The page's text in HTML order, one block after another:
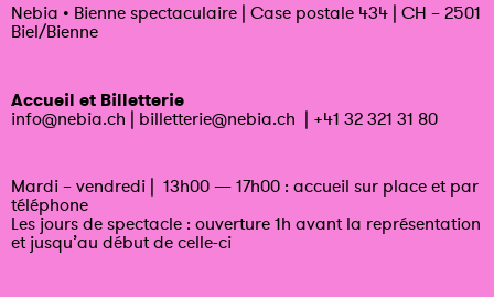
Nebia • Bienne spectaculaire | Case postale 434 | CH – 2501
Biel/Bienne
Accueil et Billetterie
info@nebia.ch | billetterie@nebia.ch | +41 32 321 31 80
Mardi – vendredi | 13h00 — 17h00 : accueil sur place et par
téléphone
Les jours de spectacle : ouverture 1h avant la représentation
et jusqu’au début de celle-ci